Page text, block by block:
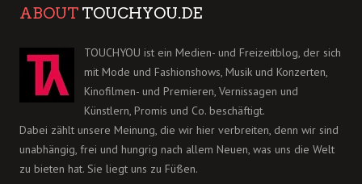
ABOUT TOUCHYOU.DE
TOUCHYOU ist ein Medien- und Freizeitblog, der sich
mit Mode und Fashionshows, Musik und Konzerten,
Kinofilmen- und Premieren, Vernissagen und
Künstlern, Promis und Co. beschäftigt.
Dabei zählt unsere Meinung, die wir hier verbreiten, denn wir sind
unabhängig, frei und hungrig nach allem Neuen, was uns die Welt
zu bieten hat. Sie liegt uns zu Füßen.